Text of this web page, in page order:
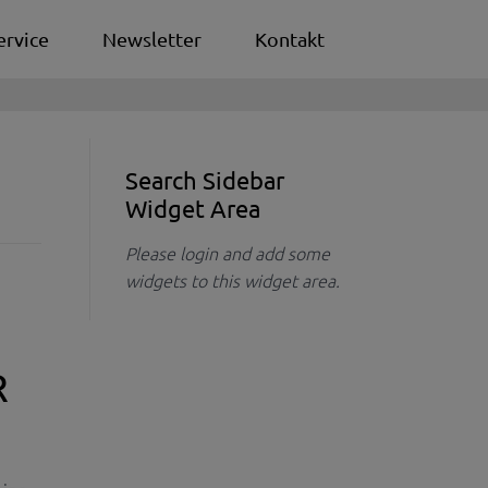
Newsletter Kontakt
Search Sidebar
Widget Area
Please login and add some
widgets to this widget area.